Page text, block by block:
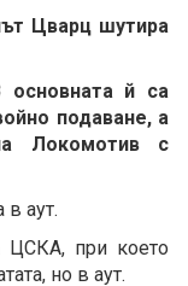
Цварц шутира
й са
подаване, а
Локомотив с
в аут.
ЦСКА, при което
но в аут.